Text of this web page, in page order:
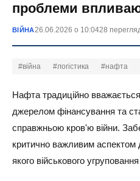
проблеми
ВІЙНА26.06.2026 о 10:0428
#війна #логістика #нафта
Нафта традиційно
джерелом фінансування та
справжньою кров'ю війни.
критично важливим
якого військового